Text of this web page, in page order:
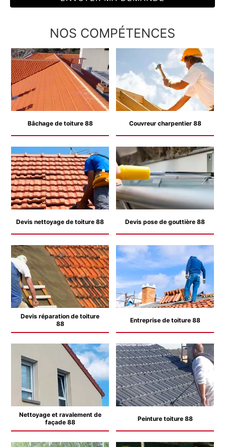
NOS COMPÉTENCES
Bâchage de toiture 88 Couvreur charpentier 88
Devis nettoyage de toiture 88 Devis pose de gouttière 88
Devis réparation de toiture
88
Entreprise de toiture 88
Nettoyage et ravalement de
façade 88
Peinture toiture 88